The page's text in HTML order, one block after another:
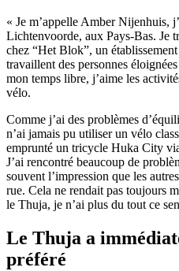
« Je m’appelle Amber Nijenhuis,
Lichtenvoorde, aux Pays-Bas. Je
chez “Het Blok”, un
travaillent des personnes
mon temps libre, j’aime les
vélo.
Comme j’ai des problèmes
n’ai jamais pu utiliser un vélo
emprunté un tricycle Huka City
J’ai rencontré beaucoup de
souvent l’impression que les
rue. Cela ne rendait pas toujours
le Thuja, je n’ai plus du tout ce
Le Thuja a
préféré